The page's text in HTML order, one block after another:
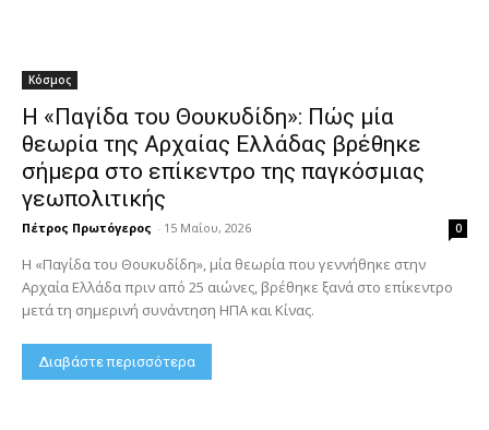
Κόσμος
Η «Παγίδα του Θουκυδίδη»: Πώς μία
θεωρία της Αρχαίας Ελλάδας βρέθηκε
σήμερα στο επίκεντρο της παγκόσμιας
γεωπολιτικής
Πέτρος Πρωτόγερος - 15 Μαΐου, 2026 0
Η «Παγίδα του Θουκυδίδη», μία θεωρία που γεννήθηκε στην
Αρχαία Ελλάδα πριν από 25 αιώνες, βρέθηκε ξανά στο επίκεντρο
μετά τη σημερινή συνάντηση ΗΠΑ και Κίνας.
Διαβάστε περισσότερα